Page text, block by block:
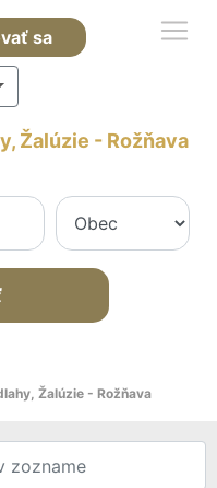
sa
Žalúzie - Rožňava
Žalúzie - Rožňava